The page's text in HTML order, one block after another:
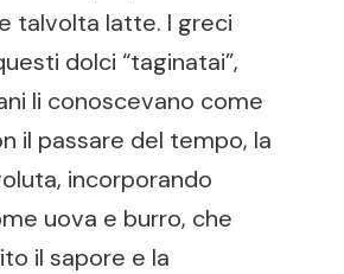
talvolta latte. I greci
dolci “taginatai”,
li conoscevano come
il passare del tempo, la
incorporando
uova e burro, che
il sapore e la